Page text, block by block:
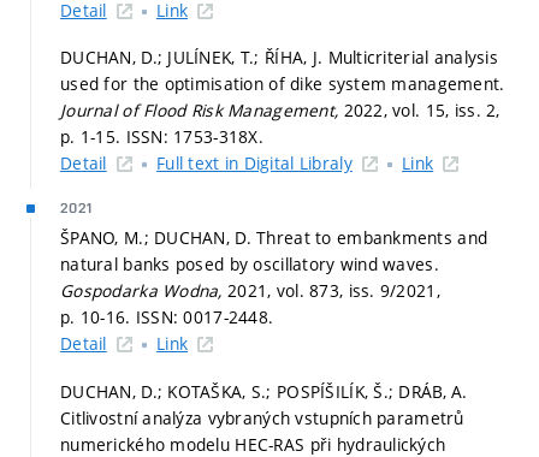
Detail Link
DUCHAN, D.; JULÍNEK, T.; ŘÍHA, J. Multicriterial analysis
used for the optimisation of dike system management.
Journal of Flood Risk Management, 2022, vol. 15, iss. 2,
p. 1-15. ISSN: 1753-318X.
Detail
Full text in Digital Libraly Link
2021
ŠPANO, M.; DUCHAN, D. Threat to embankments and
natural banks posed by oscillatory wind waves.
Gospodarka Wodna,2021, vol. 873, iss. 9/2021,
p. 10-16. ISSN: 0017-2448.
Detail
Link
DUCHAN, D.; KOTAŠKA, S.; POSPÍŠILÍK, Š.; DRÁB, A.
Citlivostní analýza vybraných vstupních parametrů
numerického modelu HEC-RAS při hydraulických